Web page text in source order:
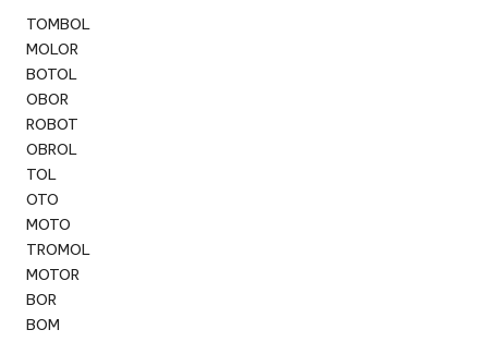
TOMBOL
MOLOR
BOTOL
OBOR
ROBOT
OBROL
TOL
OTO
MOTO
TROMOL
MOTOR
BOR
BOM